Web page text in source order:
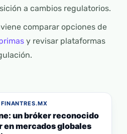
a cambios regulatorios.
comparar opciones de
y revisar plataformas
un bróker reconocido
en mercados globales